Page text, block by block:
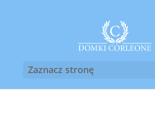
Zaznacz stronę